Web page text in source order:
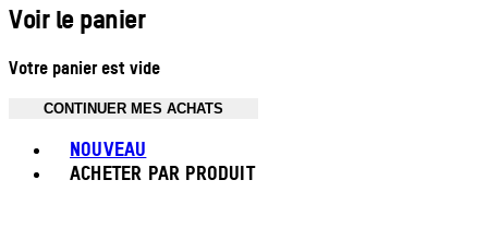
Voir le panier
Votre panier est vide
CONTINUER MES ACHATS
NOUVEAU
ACHETER PAR PRODUIT